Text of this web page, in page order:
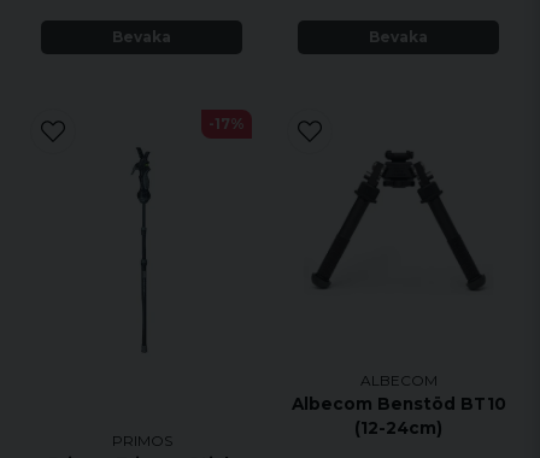
Bevaka Bevaka
PRIMOS
-17%
ALBECOM
Albecom Benstöd BT10
(12-24cm)